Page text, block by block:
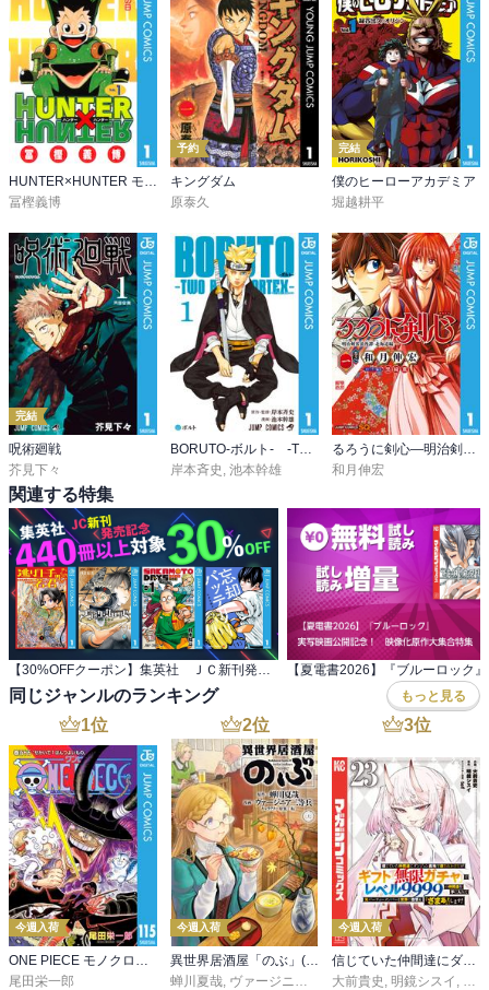
HUNTER×HUNTER モノクロ版
冨樫義博
予約
キングダム
原泰久
完結
僕のヒーローアカデミア
堀越耕平
完結
呪術廻戦
芥見下々
岸本斉史 池本幹雄
和月伸宏
関連する特集
同じジャンルのランキング もっと見る
1位
今週入荷
ONE PIECE モノクロ版 115
尾田栄一郎
2位
今週入荷
異世界居酒屋「のぶ」(22)
蝉川夏哉, ヴァージニア二等兵 ,転
3位
今週入荷
信じていた仲間達にダンジョン奥地で殺されかけたがギフト『無限ガチャ』でレベル９９９９の仲間達を手に入れて元パーティーメンバーと世界に復讐＆『ざまぁ！』します！（２３）
大前貴史 , 明鏡シスイ , ｔ